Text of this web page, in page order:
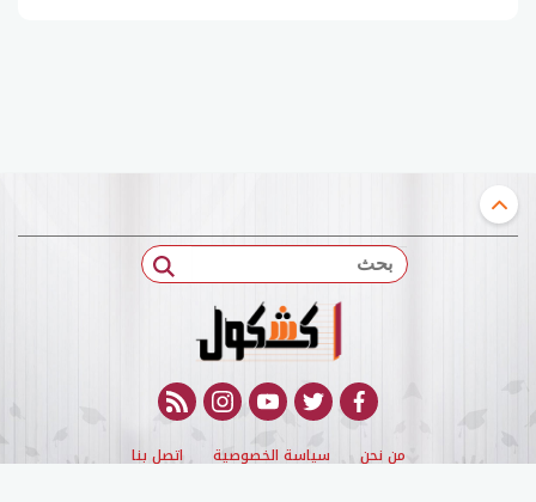
بحث
facebook
twitter
youtube
instagram
rss feed
من نحن سياسة الخصوصية اتصل بنا